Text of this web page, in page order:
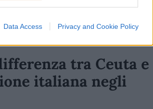
Data Access Privacy and Cookie Policy
tra Ceuta e
italiana negli